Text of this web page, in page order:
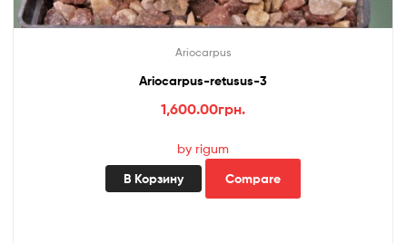
Ariocarpus
Ariocarpus-retusus-3
1,600.00грн.
by rigum
В Корзину Compare